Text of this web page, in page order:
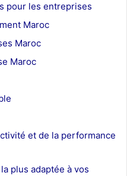
pour les entreprises
Maroc
Maroc
Maroc
et de la performance
plus adaptée à vos